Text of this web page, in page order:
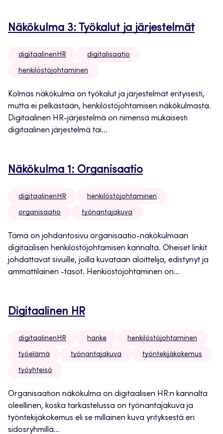
Näkökulma 3: Työkalut ja järjestelmät
digitaalinenHR digitalisaatio
henkilöstöjohtaminen
Kolmas näkökulma on työkalut ja järjestelmät erityisesti,
mutta ei pelkästään, henkilöstöjohtamisen näkökulmasta.
Digitaalinen HR-järjestelmä on nimensä mukaisesti
digitaalinen järjestelmä tai...
Näkökulma 1: Organisaatio
digitaalinenHR henkilöstöjohtaminen
organisaatio työnantajakuva
Tämä on johdantosivu organisaatio-näkökulmaan
digitaalisen henkilöstöjohtamisen kannalta. Oheiset linkit
johdattavat sivuille, joilla kuvataan aloittelija, edistynyt ja
ammattilainen -tasot. Henkiöstöjohtaminen on...
Digitaalinen HR
digitaalinenHR hanke henkilöstöjohtaminen
työelämä työnantajakuva työntekijäkokemus
työyhteisö
Organisaation näkökulma on digitaalisen HR:n kannalta
oleellinen, koska tarkastelussa on työnantajakuva ja
työntekijäkokemus eli se millainen kuva yrityksestä eri
sidosryhmillä...